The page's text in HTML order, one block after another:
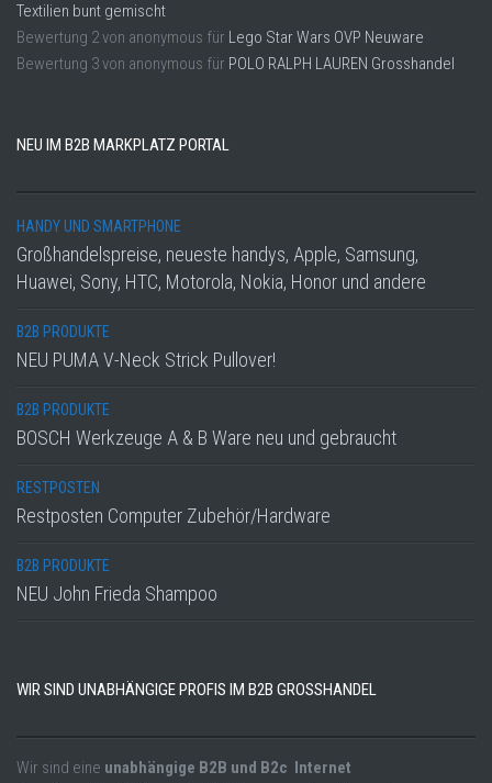
Textilien bunt gemischt
Bewertung 2von anonymous für Lego Star Wars OVP Neuware
Bewertung 3von anonymous für POLO RALPH LAUREN Grosshandel
NEU IM B2B MARKPLATZ PORTAL
HANDY UND SMARTPHONE
Großhandelspreise, neueste handys, Apple, Samsung,
Huawei, Sony, HTC, Motorola, Nokia, Honor und andere
B2B PRODUKTE
NEU PUMA V-Neck Strick Pullover!
B2B PRODUKTE
BOSCH Werkzeuge A & B Ware neu und gebraucht
RESTPOSTEN
Restposten Computer Zubehör/Hardware
B2B PRODUKTE
NEU John Frieda Shampoo
WIR SIND UNABHÄNGIGE PROFIS IM B2B GROSSHANDEL
Wir sind eine unabhängige B2B und B2c Internet